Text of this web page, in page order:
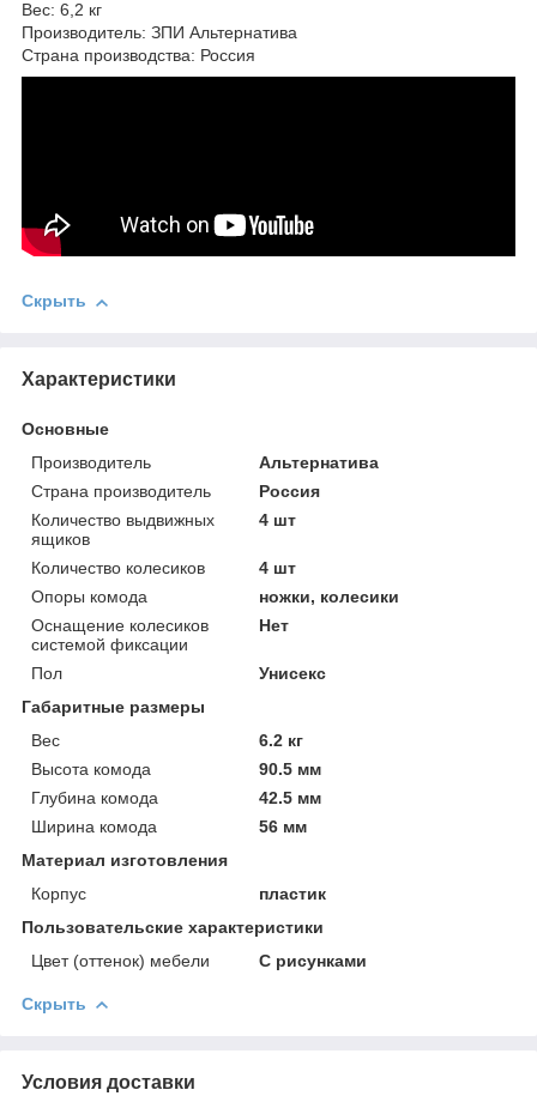
Вес: 6,2 кг
Производитель: ЗПИ Альтернатива
Страна производства: Россия
Скрыть
Характеристики
Основные
Производитель
Альтернатива
Страна производитель
Россия
Количество выдвижных
ящиков
4 шт
Количество колесиков
4 шт
Опоры комода
ножки, колесики
Оснащение колесиков
системой фиксации
Нет
Пол
Унисекс
Габаритные размеры
Вес
6.2 кг
Высота комода
90.5 мм
Глубина комода
42.5 мм
Ширина комода
56 мм
Материал изготовления
Корпус
пластик
Пользовательские характеристики
Цвет (оттенок) мебели
С рисунками
Скрыть
Условия доставки